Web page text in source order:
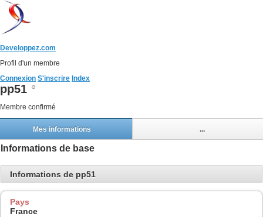
Developpez.com
Profil d'un membre
Connexion S'inscrire Index
pp51
Membre confirmé
Mes informations ...
Informations de base
Informations de pp51
Pays
France